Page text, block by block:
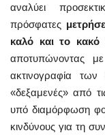
αναλύει
πρόσφατες
καλό και το
αποτυπώνοντας με
ακτινογραφία των
«δεξαμενές» από
υπό διαμόρφωση
κινδύνους για τη